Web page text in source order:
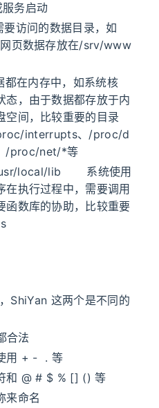
务启动
访问的数据目录，如
页数据存放在/srv/www
在内存中，如系统核
态，由于数据都存放于内
空间，比较重要的目录
interrupts、/proc/d
/proc/net/*等
lib 系统使用
在执行过程中，需要调用
函数库的协助，比较重要
ShiYan 这两个是不同的
合法
用 + - . 等
和 @ # $ % [] () 等
来命名